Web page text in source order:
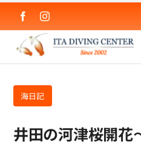
content
海日記
井田の河津桜開花